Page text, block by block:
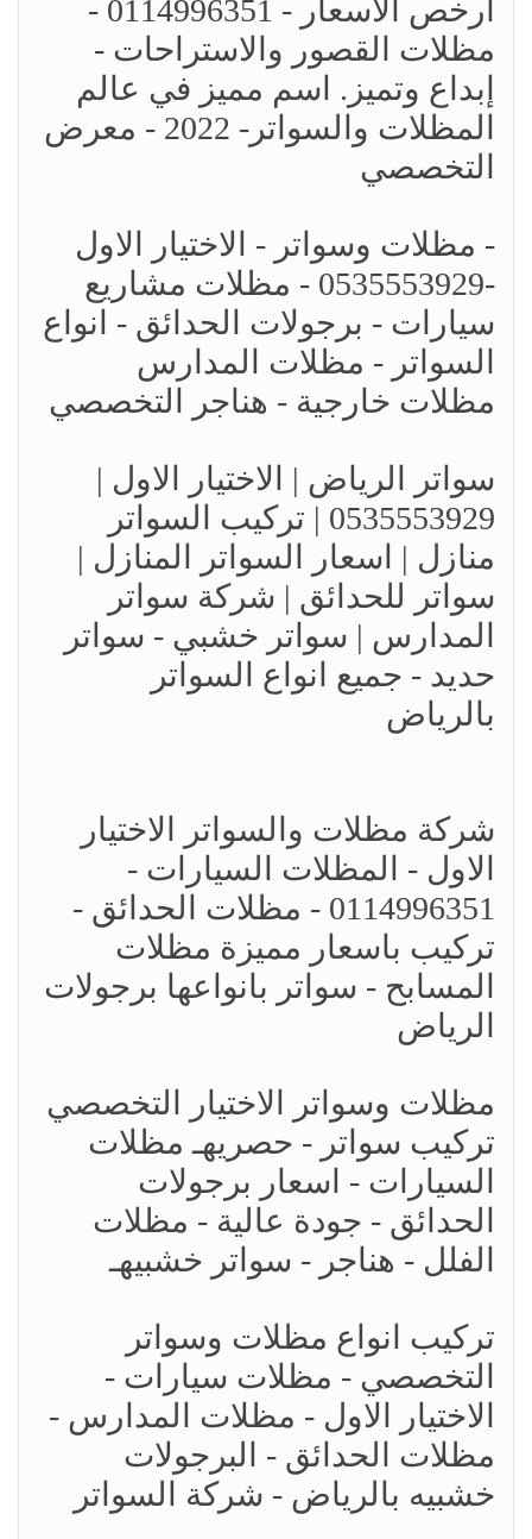
ارخص الاسعار - 0114996351 -
مظلات القصور والاستراحات -
إبداع وتميز. اسم مميز في عالم
المظلات والسواتر- 2022 - معرض
التخصصي
- مظلات وسواتر - الاختيار الاول
-0535553929 - مظلات مشاريع
سيارات - برجولات الحدائق - انواع
السواتر - مظلات المدارس
مظلات خارجية - هناجر التخصصي
سواتر الرياض | الاختيار الاول |
0535553929 | تركيب السواتر
منازل | اسعار السواتر المنازل |
سواتر للحدائق | شركة سواتر
المدارس | سواتر خشبي - سواتر
حديد - جميع انواع السواتر
بالرياض
شركة مظلات والسواتر الاختيار
الاول - المظلات السيارات -
0114996351 - مظلات الحدائق -
تركيب باسعار مميزة مظلات
المسابح - سواتر بانواعها برجولات
الرياض
مظلات وسواتر الاختيار التخصصي
تركيب سواتر - حصريهـ مظلات
السيارات - اسعار برجولات
الحدائق - جودة عالية - مظلات
الفلل - هناجر - سواتر خشبيهـ
تركيب انواع مظلات وسواتر
التخصصي - مظلات سيارات -
الاختيار الاول - مظلات المدارس -
مظلات الحدائق - البرجولات
خشبيه بالرياض - شركة السواتر